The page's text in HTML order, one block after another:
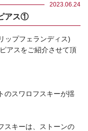
2023.06.24
アス①
ップフェランディス)
アスをご紹介させて頂
のスワロフスキーが揺
スキーは、ストーンの